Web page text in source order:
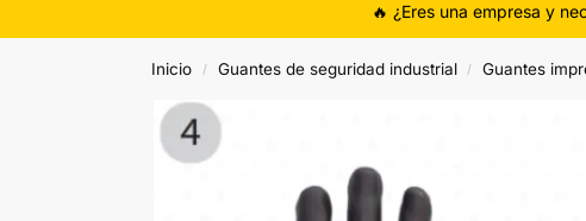
🔥 ¿Eres una empresa y
Inicio / Guantes de seguridad industrial / Guantes